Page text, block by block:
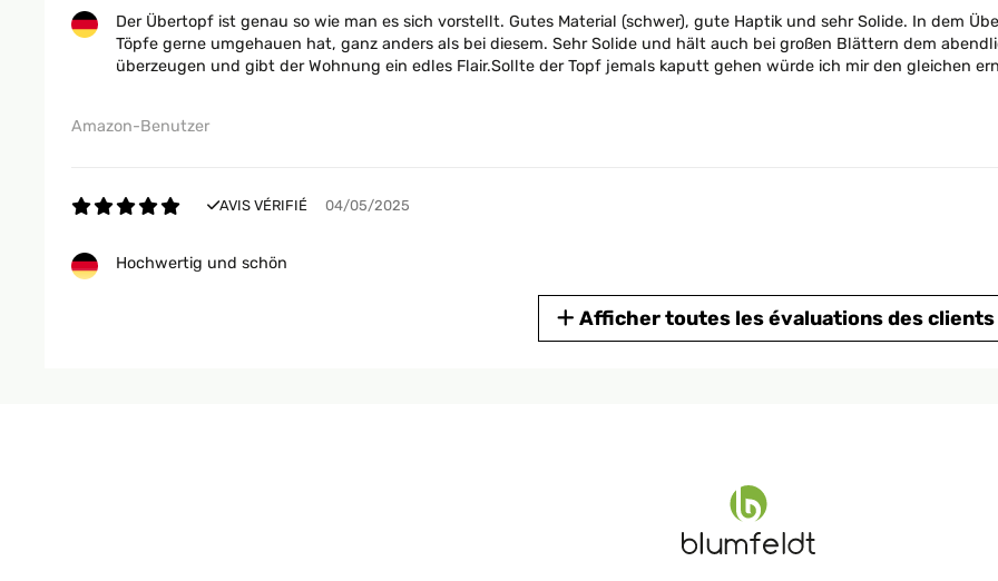
Der Übertopf ist genau so wie man es sich vorstellt. Gutes Material (schwer), gute Haptik und sehr Solide. In dem
Töpfe gerne umgehauen hat, ganz anders als bei diesem. Sehr Solide und hält auch bei großen Blättern dem
überzeugen und gibt der Wohnung ein edles Flair.Sollte der Topf jemals kaputt gehen würde ich mir den gleichen
Amazon-Benutzer
AVIS VÉRIFIÉ 04/05/2025
Hochwertig und schön
Afficher toutes les évaluations des clients